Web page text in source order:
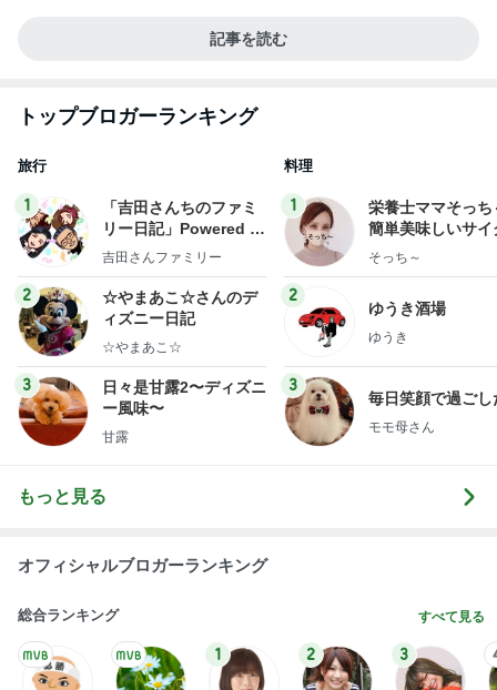
記事を読む
トップブロガーランキング
旅行
1
「吉田さんちのファミ
リー日記」Powered b
y Ameba 吉田さんファ
ログ
吉田さんファミリー
2
☆やまあこ☆さんのデ
ィズニー日記
☆やまあこ☆
3
日々是甘露2〜ディズニ
ー風味〜
甘露
料理
1
栄養士ママそっち
簡単美味しいサイ
献立
そっち～
2
ゆうき酒場
ゆうき
3
毎日笑顔で過ごし
モモ母さん
もっと見る
オフィシャルブロガーランキング
総合ランキング すべて見る
1 2 3